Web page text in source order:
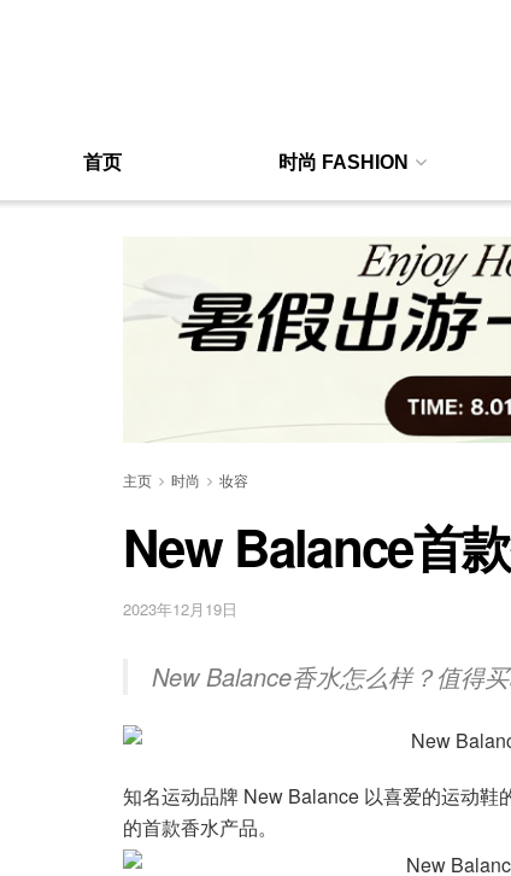
首页 时尚 FASHION
主页 时尚 妆容
New Balance首
2023年12月19日
New Balance香水怎么样？值得
知名运动品牌 New Balance 以喜爱的运动
的首款香水产品。